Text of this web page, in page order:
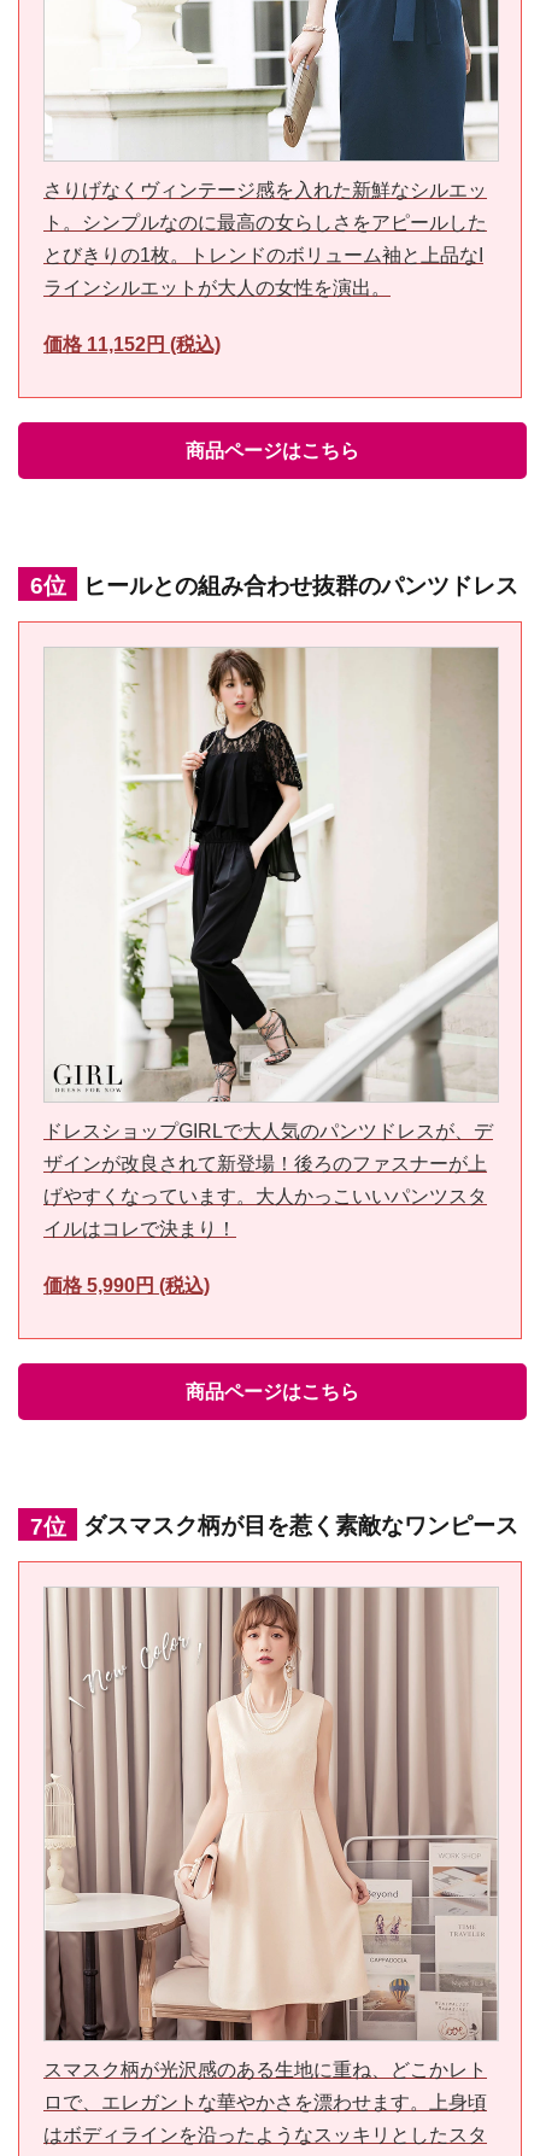
さりげなくヴィンテージ感を入れた新鮮なシルエッ
ト。シンプルなのに最高の女らしさをアピールした
とびきりの1枚。トレンドのボリューム袖と上品なI
ラインシルエットが大人の女性を演出。
価格 11,152円 (税込)
商品ページはこちら
6位 ヒールとの組み合わせ抜群のパンツドレス
ドレスショップGIRLで大人気のパンツドレスが、デ
ザインが改良されて新登場！後ろのファスナーが上
げやすくなっています。大人かっこいいパンツスタ
イルはコレで決まり！
価格 5,990円 (税込)
商品ページはこちら
7位 ダスマスク柄が目を惹く素敵なワンピース
スマスク柄が光沢感のある生地に重ね、どこかレト
ロで、エレガントな華やかさを漂わせます。上身頃
はボディラインを沿ったようなスッキリとしたスタ